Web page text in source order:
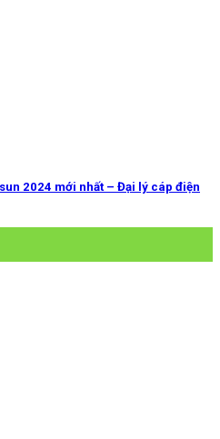
2024 mới nhất – Đại lý cáp điện